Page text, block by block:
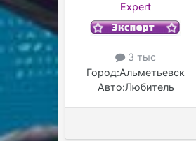
Expert
3 тыс
Город:Альметьевск
Авто:Любитель